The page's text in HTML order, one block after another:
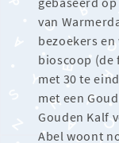
van
bezoekers
bioscoop (de
met 30 te
met een
Gouden Kalf
Abel woont